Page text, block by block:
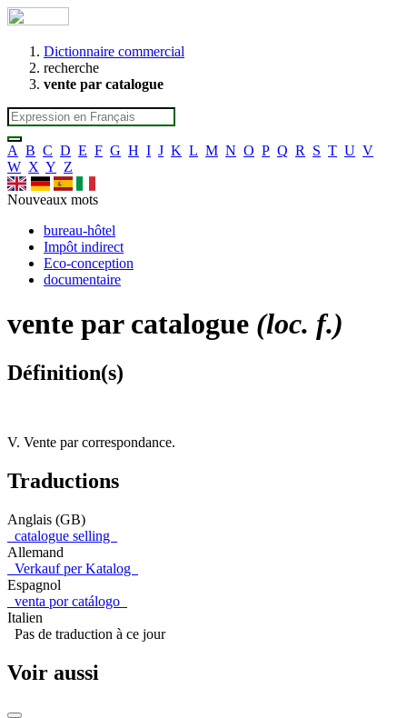
Dictionnaire commercial
recherche
vente par catalogue
A B C D E F G H I J K L M N O P Q R S T U V
W X Y Z
Nouveaux mots
bureau-hôtel
Impôt indirect
Eco-conception
documentaire
vente par catalogue (loc. f.)
Définition(s)
V. Vente par correspondance.
Traductions
Anglais (GB)
catalogue selling
Allemand
Verkauf per Katalog
Espagnol
venta por catálogo
Italien
Pas de traduction à ce jour
Voir aussi